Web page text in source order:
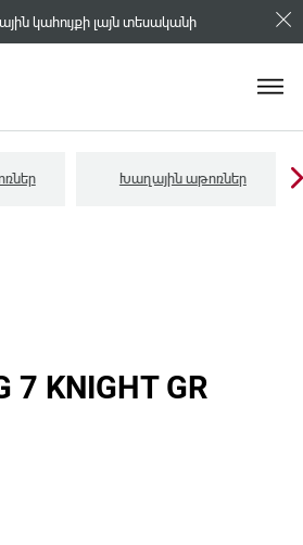
կահույքի լայն տեսականի
Խաղային աթոռներ
7 KNIGHT GR